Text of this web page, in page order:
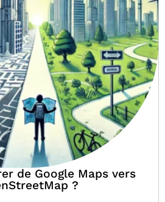
de Google Maps vers
?